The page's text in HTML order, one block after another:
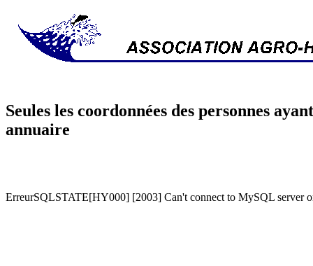
Seules les coordonnées des personnes
annuaire
ErreurSQLSTATE[HY000] [2003] Can't connect to MySQL server